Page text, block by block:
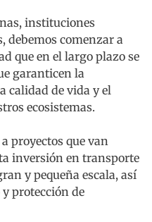
instituciones
debemos comenzar a
que en el largo plazo se
garanticen la
calidad de vida y el
ecosistemas.
proyectos que van
inversión en transporte
y pequeña escala, así
protección de